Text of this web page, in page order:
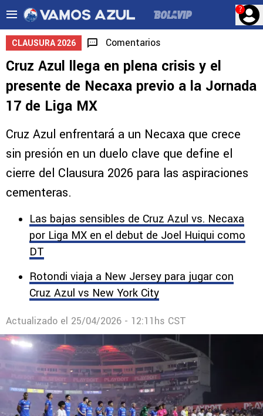
?
CLAUSURA 2026 Comentarios
Cruz Azul llega en plena crisis y el
presente de Necaxa previo a la Jornada
17 de Liga MX
Cruz Azul enfrentará a un Necaxa que crece
sin presión en un duelo clave que define el
cierre del Clausura 2026 para las aspiraciones
cementeras.
Las bajas sensibles de Cruz Azul vs. Necaxa
por Liga MX en el debut de Joel Huiqui como
DT
Rotondi viaja a New Jersey para jugar con
Cruz Azul vs New York City
Actualizado el 25/04/2026 - 12:11hs CST